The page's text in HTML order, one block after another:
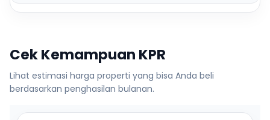
Cek Kemampuan KPR
Lihat estimasi harga properti yang bisa Anda beli
berdasarkan penghasilan bulanan.